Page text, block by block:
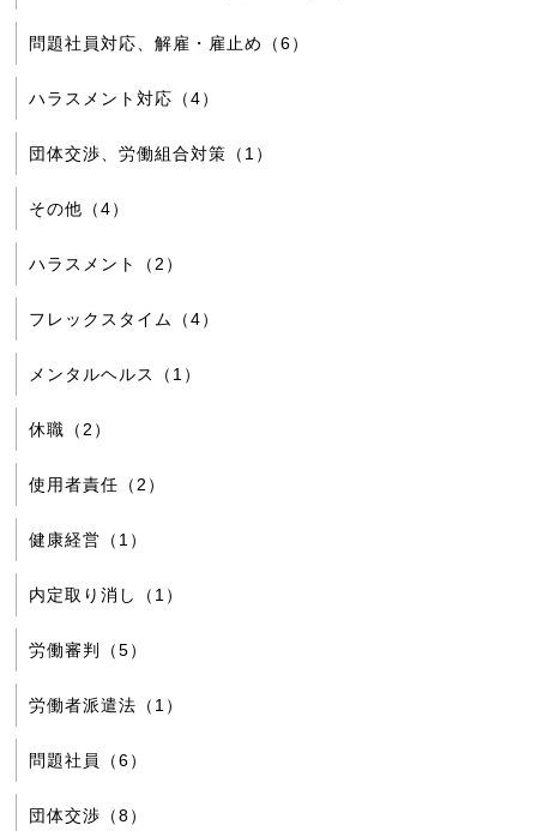
問題社員対応、解雇・雇止め（6）
ハラスメント対応（4）
団体交渉、労働組合対策（1）
その他（4）
ハラスメント（2）
フレックスタイム（4）
メンタルヘルス（1）
休職（2）
使用者責任（2）
健康経営（1）
内定取り消し（1）
労働審判（5）
労働者派遣法（1）
問題社員（6）
団体交渉（8）